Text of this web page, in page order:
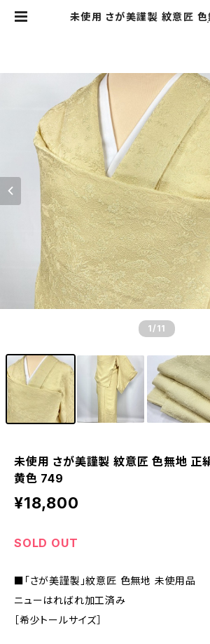
未使用 さが美謹製 紋意匠 色
1 /11
未使用 さが美謹製 紋意匠 色無地 正
黄色 749
¥18,800
SOLD OUT
■「さが美謹製」紋意匠 色無地 未使用品
ニューはればれ加工済み
［希少トールサイズ］